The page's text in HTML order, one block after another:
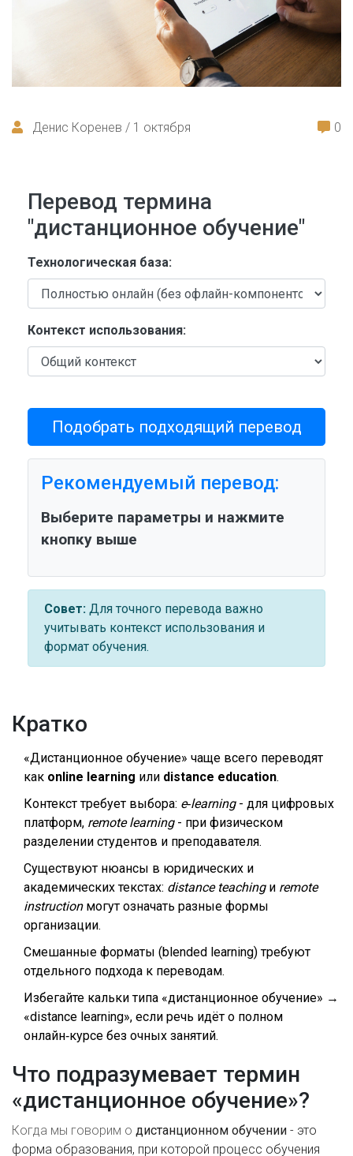
Денис Коренев / 1 октября 0
Перевод термина
"дистанционное обучение"
Технологическая база:
Контекст использования:
Подобрать подходящий перевод
Рекомендуемый перевод:
Выберите параметры и нажмите
кнопку выше
Совет: Для точного перевода важно
учитывать контекст использования и
формат обучения.
Кратко
«Дистанционное обучение» чаще всего переводят
как online learning или distance education.
Контекст требует выбора: e‑learning- для цифровых
платформ, remote learning- при физическом
разделении студентов и преподавателя.
Существуют нюансы в юридических и
академических текстах: distance teachingи remote
instructionмогут означать разные формы
организации.
Смешанные форматы (blended learning) требуют
отдельного подхода к переводам.
Избегайте кальки типа «дистанционное обучение» →
«distance learning», если речь идёт о полном
онлайн‑курсе без очных занятий.
Что подразумевает термин
«дистанционное обучение»?
Когда мы говорим о дистанционном обучении - это
форма образования, при которой процесс обучения